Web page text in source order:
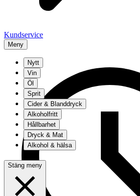
Kundservice
Meny
Nytt
Vin
Öl
Sprit
Cider & Blanddryck
Alkoholfritt
Hållbarhet
Dryck & Mat
Alkohol & hälsa
Stäng meny